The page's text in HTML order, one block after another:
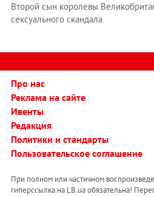
Второй сын королевы
сексуального скандала
Про нас
Реклама на сайте
Ивенты
Редакция
Политики и стандарты
Пользовательское соглашение
При полном или частичном
гиперссылка на LB.ua обязательна!